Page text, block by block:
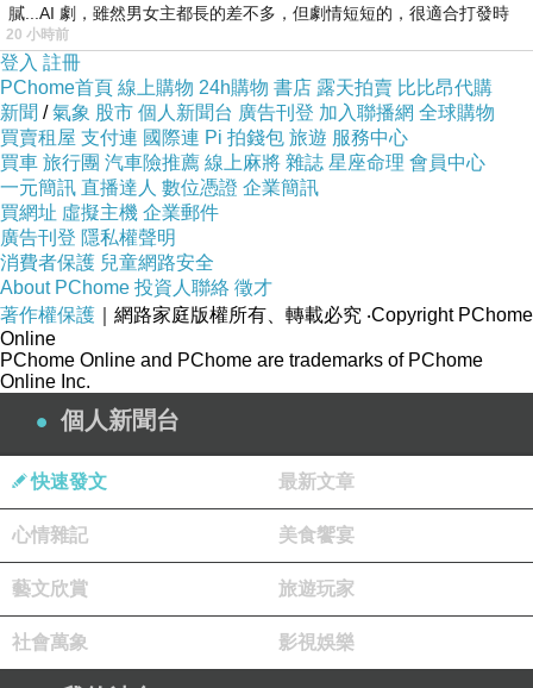
二、因為一件小事 暫時就這樣笑一笑吧（註一）
起初認識璉
個性，非常吸引人的目光，再加上課業表現及運
動長才都非常出色，自帶著強大耀眼的光芒，她
絕對是系上必須認識的人物。然在幾次談話後發
現，同為客家人和追星人的共通點，拉近了不敢
靠近的距離，是怕生的我進到陌生系館裡，能自
然招呼和談天的朋友。
有時候報告也一起、吃飯也一起，讓我們決
膩...AI 劇，雖然男女主都長的差不多，但劇情短短的，很適合打發時
20 小時前
登入 註冊
PChome首頁 線上購物 24h購物 書店 露天拍賣 比比昂代購
新聞 /氣象 股市 個人新聞台 廣告刊登 加入聯播網 全球購物
買賣租屋 支付連 國際連 Pi 拍錢包 旅遊 服務中心
買車 旅行團 汽車險推薦 線上麻將 雜誌 星座命理 會員中心
一元簡訊 直播達人 數位憑證 企業簡訊
買網址 虛擬主機 企業郵件
廣告刊登 隱私權聲明
消費者保護 兒童網路安全
About PChome 投資人聯絡 徵才
著作權保護 ｜網路家庭版權所有、轉載必究 ‧Copyright PChome
Online
PChome Online and PChome are trademarks of PChome
Online Inc.
個人新聞台
快速發文 最新文章
心情雜記 美食饗宴
藝文欣賞 旅遊玩家
社會萬象 影視娛樂